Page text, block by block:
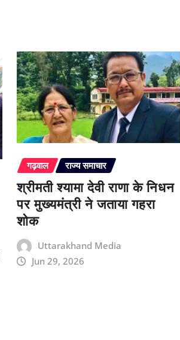
गढ़वाल राज्य समाचार
श्रीमती श्यामा देवी राणा के निधन
पर मुख्यमंत्री ने जताया गहरा
शोक
Uttarakhand Media
Jun 29, 2026